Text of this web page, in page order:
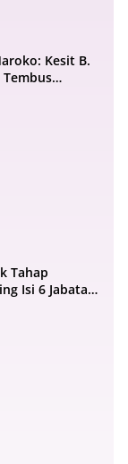
Kesit B.
Tahap
Isi 6 Jabatan